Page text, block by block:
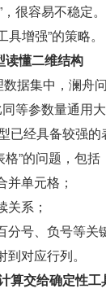
很容易不稳定
增强”的策略。
读懂二维结构
据集中，澜舟
等参数量通用
已经具备较强的
”的问题，包括
单元格；
系；
号、负号等关
对应行列。
算交给确定性工